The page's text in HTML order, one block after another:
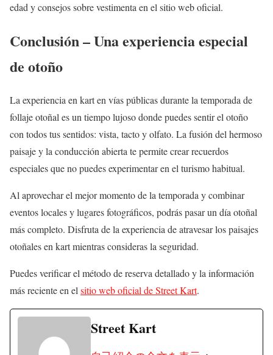
edad y consejos sobre vestimenta en el sitio web oficial.
Conclusión – Una experiencia especial
de otoño
La experiencia en kart en vías públicas durante la temporada de
follaje otoñal es un tiempo lujoso donde puedes sentir el otoño
con todos tus sentidos: vista, tacto y olfato. La fusión del hermoso
paisaje y la conducción abierta te permite crear recuerdos
especiales que no puedes experimentar en el turismo habitual.
Al aprovechar el mejor momento de la temporada y combinar
eventos locales y lugares fotográficos, podrás pasar un día otoñal
más completo. Disfruta de la experiencia de atravesar los paisajes
otoñales en kart mientras consideras la seguridad.
Puedes verificar el método de reserva detallado y la información
más reciente en elsitio web oficial de Street Kart.
Street Kart